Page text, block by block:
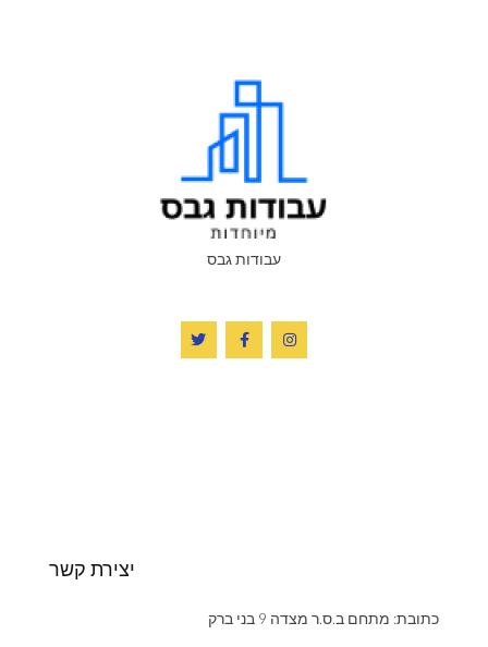
עבודות גבס
יצירת קשר
כתובת: מתחם ב.ס.ר מצדה 9 בני ברק